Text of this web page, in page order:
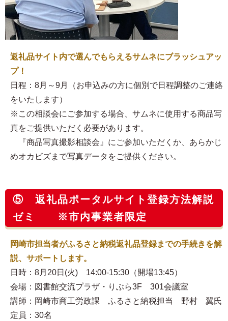
返礼品サイト内で選んでもらえるサムネにブラッシュアッ
プ！
日程：8月～9月（お申込みの方に個別で日程調整のご連絡
をいたします）
※この相談会にご参加する場合、サムネに使用する商品写
真をご提供いただく必要があります。
『商品写真撮影相談会』にご参加いただくか、あらかじ
めオカビズまで写真データをご提供ください。
⑤ 返礼品ポータルサイト登録方法解説
ゼミ ※市内事業者限定
岡崎市担当者がふるさと納税返礼品登録までの手続きを解
説、サポートします。
日時：8月20日(火) 14:00-15:30（開場13:45）
会場：図書館交流プラザ・りぶら3F 301会議室
講師：岡崎市商工労政課 ふるさと納税担当 野村 翼氏
定員：30名